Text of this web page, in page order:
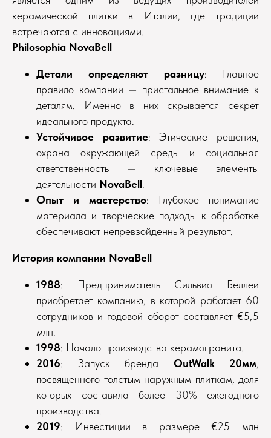
керамической плитки в Италии, где традиции
встречаются с инновациями.
Philosophia NovaBell
Детали определяют разницу: Главное
правило компании — пристальное внимание к
деталям. Именно в них скрывается секрет
идеального продукта.
Устойчивое развитие: Этические решения,
охрана окружающей среды и социальная
ответственность — ключевые элементы
деятельности NovaBell
Опыт и мастерство: Глубокое понимание
материала и творческие подходы к обработке
обеспечивают непревзойденный результат.
История компании NovaBell
1988: Предприниматель Сильвио Беллеи
приобретает компанию, в которой работает 60
сотрудников и годовой оборот составляет €5,5
млн.
1998: Начало производства керамогранита.
2016: Запуск бренда OutWalk 20мм,
посвященного толстым наружным плиткам, доля
которых составила более 30% ежегодного
производства.
2019: Инвестиции в размере €25 млн